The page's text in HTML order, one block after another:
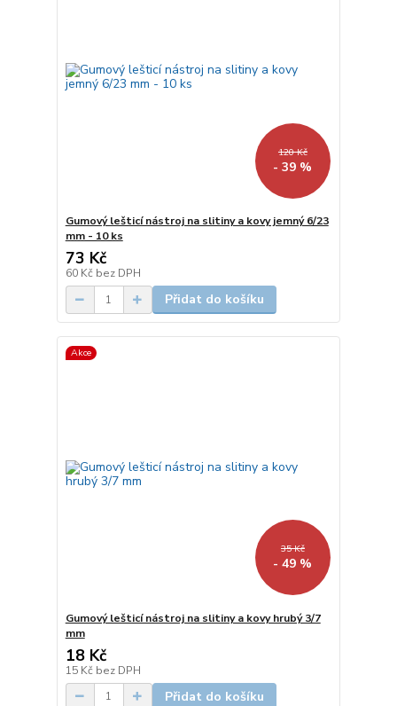
120 Kč
- 39 %
Gumový lešticí nástroj na slitiny a kovy jemný 6/23
mm - 10 ks
73 Kč
60 Kč bez DPH
Přidat do košíku
Akce
35 Kč
- 49 %
Gumový lešticí nástroj na slitiny a kovy hrubý 3/7
mm
18 Kč
15 Kč bez DPH
Přidat do košíku